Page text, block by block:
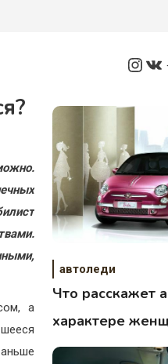
а
автоледи
Что расскажет
характере